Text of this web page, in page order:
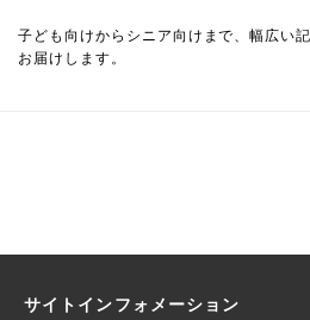
子ども向けからシニア向けまで、幅広い
お届けします。
サイトインフォメーション